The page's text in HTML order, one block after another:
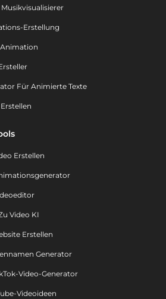
Erstellung
Für Animierte Texte
Erstellen
Video KI
Erstellen
Generator
Video-Generator
Videoideen